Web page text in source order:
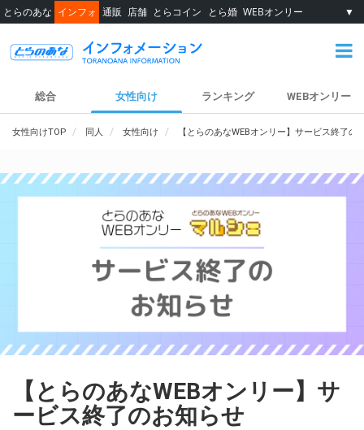
とらのあな インフォ 通販 店舗 とらコイン とら婚 WEBオンリー ▼
総合 女性向け ランキング WEBオンリー
女性向けTOP 同人 女性向け 【とらのあなWEBオンリー】サービス終了の
【とらのあなWEBオンリー】サ
ービス終了のお知らせ